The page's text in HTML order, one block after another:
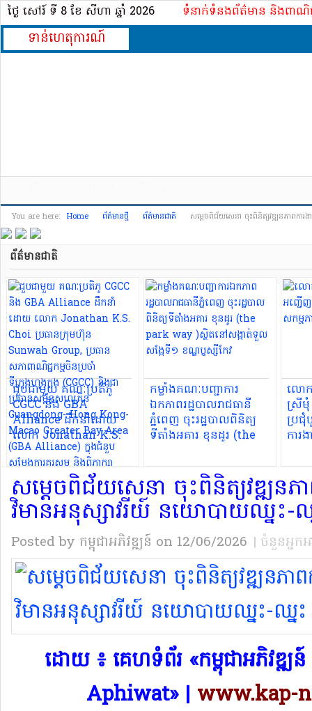
ថ្ងៃ សៅរ៍ ទី 8​ ខែ សីហា ឆ្នាំ 2026 ទំនាក់ទំនងព័ត៌មាន និងពាណិ
ទាន់ហេតុការណ៍
You are here: Home ព័ត៌មានថ្មី ព័ត៌មានជាតិ សម្តេចពិជ័យសេនា ចុះពិនិត្យវឌ្ឍនភាពកា
ព័ត៌មានជាតិ
ជួបជាមួយ គណៈប្រតិភូ
CGCC និង GBA
Alliance ដឹកនាំដោយ
លោក Jonathan K.S.
Choi ប្រធានក្រុមហ៊ុន
Sunwah Group, ប្រធាន
សភាពាណិជ្ជកម្មចិនប្រចាំ
ទីក្រុងហុងកុង (CGCC) និង
ជាប្រធានសម្ព័ន្ធសហគ្រិន
Guangdong- Hong
Kong-Macao Greater
Bay Area (GBA
Alliance) ក្នុងជំនួប
សម្តែងការគួរសម និង
ពិភាក្សាការងារ នៅវិមាន
សន្តិភាព។
កម្លាំងគណៈបញ្ជាការ
ឯកភាពរដ្ឋបាលរាជធានី
ភ្នំពេញ ចុះរដ្ឋបាលពិនិត្យ
ទីតាំងអគារ ខុនដូរ (the
ខណ្ឌប្ញស្សីកែវ
លោក
ស្រីមុំ
ប្រជុំ
ការ
សម្តេចពិជ័យសេនា ចុះពិនិត្យវឌ្ឍនភ
វិមានអនុស្សាវរីយ៍ នយោបាយឈ្នះ-
Posted by កម្ពុជាអភិវឌ្ឍន៍ on 12/06/2026 | ចំនួនអ្នក
ដោយ ៖ គេហទំព័រ «កម្ពុជាអភិវឌ្ឍ
Aphiwat​» | www.kap-